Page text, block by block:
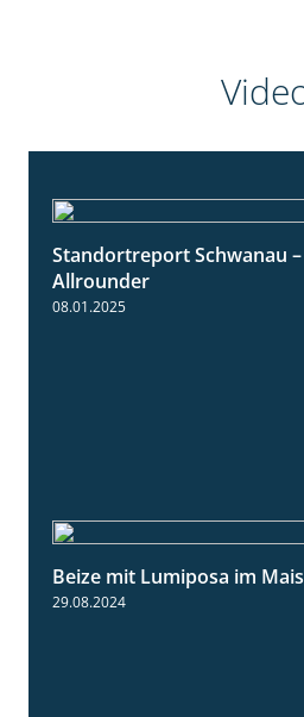
Standortreport Schwanau –
Allrounder
08.01.2025
Beize mit Lumiposa im
29.08.2024